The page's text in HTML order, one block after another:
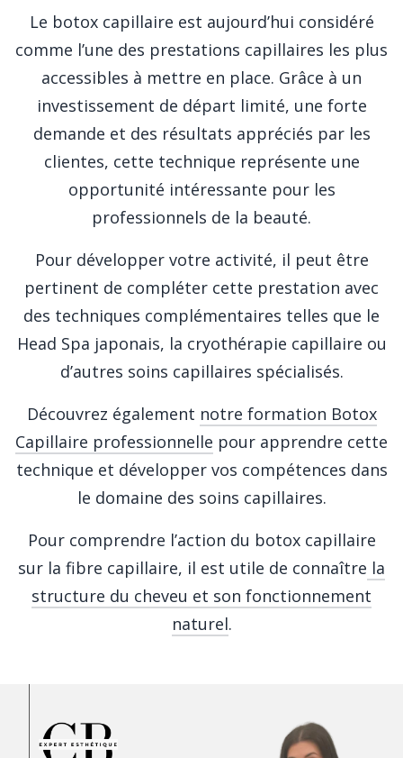
Le botox capillaire est aujourd’hui considéré
comme l’une des prestations capillaires les plus
accessibles à mettre en place. Grâce à un
investissement de départ limité, une forte
demande et des résultats appréciés par les
clientes, cette technique représente une
opportunité intéressante pour les
professionnels de la beauté.
Pour développer votre activité, il peut être
pertinent de compléter cette prestation avec
des techniques complémentaires telles que le
Head Spa japonais, la cryothérapie capillaire ou
d’autres soins capillaires spécialisés.
Découvrez également notre formation Botox
Capillaire professionnelle pour apprendre cette
technique et développer vos compétences dans
le domaine des soins capillaires.
Pour comprendre l’action du botox capillaire
sur la fibre capillaire, il est utile de connaître la
structure du cheveu et son fonctionnement
naturel.